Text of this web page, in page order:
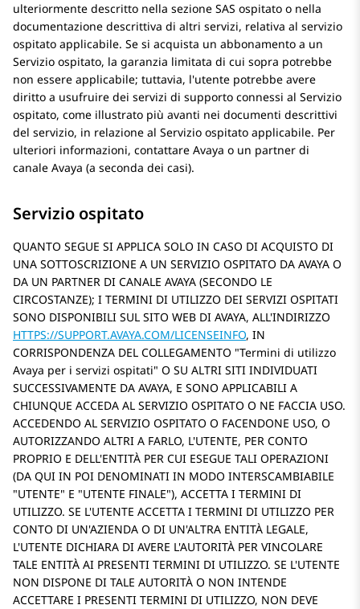
ulteriormente descritto nella sezione SAS ospitato o nella
documentazione descrittiva di altri servizi, relativa al servizio
ospitato applicabile. Se si acquista un abbonamento a un
Servizio ospitato, la garanzia limitata di cui sopra potrebbe
non essere applicabile; tuttavia, l'utente potrebbe avere
diritto a usufruire dei servizi di supporto connessi al Servizio
ospitato, come illustrato più avanti nei documenti descrittivi
del servizio, in relazione al Servizio ospitato applicabile. Per
ulteriori informazioni, contattare Avaya o un partner di
canale Avaya (a seconda dei casi).
Servizio ospitato
QUANTO SEGUE SI APPLICA SOLO IN CASO DI ACQUISTO DI
UNA SOTTOSCRIZIONE A UN SERVIZIO OSPITATO DA AVAYA O
DA UN PARTNER DI CANALE AVAYA (SECONDO LE
CIRCOSTANZE); I TERMINI DI UTILIZZO DEI SERVIZI OSPITATI
SONO DISPONIBILI SUL SITO WEB DI AVAYA, ALL'INDIRIZZO
HTTPS://SUPPORT.AVAYA.COM/LICENSEINFO, IN
CORRISPONDENZA DEL COLLEGAMENTO Termini di utilizzo
Avaya per i servizi ospitati O SU ALTRI SITI INDIVIDUATI
SUCCESSIVAMENTE DA AVAYA, E SONO APPLICABILI A
CHIUNQUE ACCEDA AL SERVIZIO OSPITATO O NE FACCIA USO.
ACCEDENDO AL SERVIZIO OSPITATO O FACENDONE USO, O
AUTORIZZANDO ALTRI A FARLO, L'UTENTE, PER CONTO
PROPRIO E DELL'ENTITÀ PER CUI ESEGUE TALI OPERAZIONI
(DA QUI IN POI DENOMINATI IN MODO INTERSCAMBIABILE
UTENTE
E UTENTE FINALE ), ACCETTA I TERMINI DI
UTILIZZO. SE L'UTENTE ACCETTA I TERMINI DI UTILIZZO PER
CONTO DI UN'AZIENDA O DI UN'ALTRA ENTITÀ LEGALE,
L'UTENTE DICHIARA DI AVERE L'AUTORITÀ PER VINCOLARE
TALE ENTITÀ AI PRESENTI TERMINI DI UTILIZZO. SE L'UTENTE
NON DISPONE DI TALE AUTORITÀ O NON INTENDE
ACCETTARE I PRESENTI TERMINI DI UTILIZZO, NON DEVE